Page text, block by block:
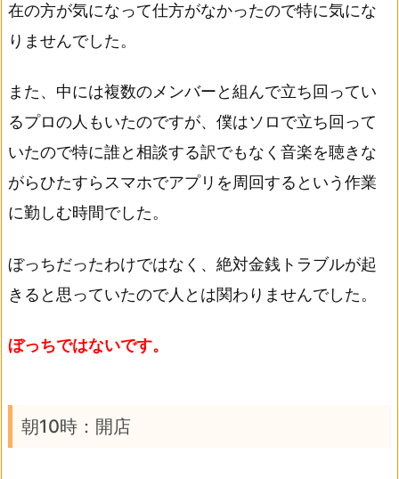
在の方が気になって仕方がなかったので特に気にな
りませんでした。
また、中には複数のメンバーと組んで立ち回ってい
るプロの人もいたのですが、僕はソロで立ち回って
いたので特に誰と相談する訳でもなく音楽を聴きな
がらひたすらスマホでアプリを周回するという作業
に勤しむ時間でした。
ぼっちだったわけではなく、絶対金銭トラブルが起
きると思っていたので人とは関わりませんでした。
ぼっちではないです。
朝10時：開店